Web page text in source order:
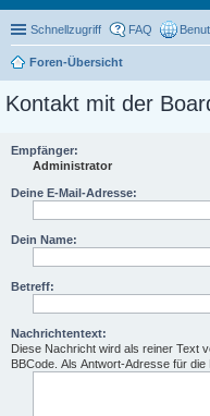
Schnellzugriff FAQ
Foren-Übersicht
Kontakt mit der
Empfänger:
Administrator
Deine E-Mail-Adresse:
Dein Name:
Betreff:
Nachrichtentext:
Diese Nachricht wird als reiner Text
BBCode. Als Antwort-Adresse für